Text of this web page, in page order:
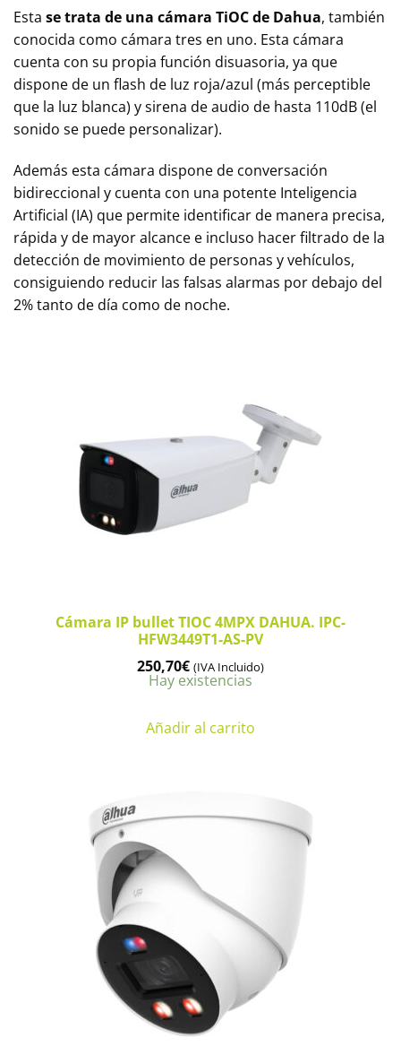
Esta se trata de una cámara TiOC de Dahua, también
conocida como cámara tres en uno. Esta cámara
cuenta con su propia función disuasoria, ya que
dispone de un flash de luz roja/azul (más perceptible
que la luz blanca) y sirena de audio de hasta 110dB (el
sonido se puede personalizar).
Además esta cámara dispone de conversación
bidireccional y cuenta con una potente Inteligencia
Artificial (IA) que permite identificar de manera precisa,
rápida y de mayor alcance e incluso hacer filtrado de la
detección de movimiento de personas y vehículos,
consiguiendo reducir las falsas alarmas por debajo del
2% tanto de día como de noche.
Cámara IP bullet TIOC 4MPX DAHUA. IPC-
HFW3449T1-AS-PV
250,70€ (IVA Incluido)
Hay existencias
Añadir al carrito